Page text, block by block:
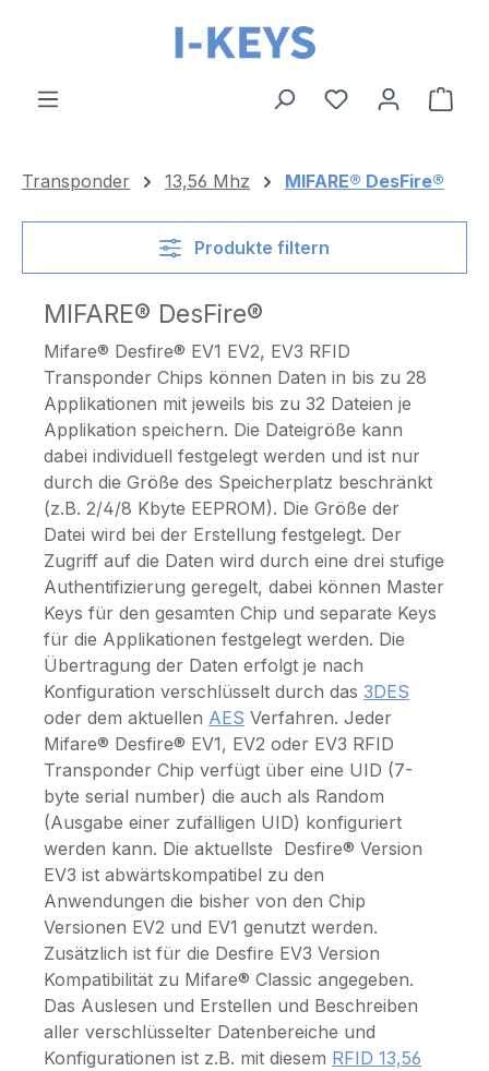
Zum Hauptinhalt springen
Transponder 13,56 Mhz MIFARE® DesFire®
Produkte filtern
MIFARE® DesFire®
Mifare® Desfire® EV1 EV2, EV3 RFID
Transponder Chips können Daten in bis zu 28
Applikationen mit jeweils bis zu 32 Dateien je
Applikation speichern. Die Dateigröße kann
dabei individuell festgelegt werden und ist nur
durch die Größe des Speicherplatz beschränkt
(z.B. 2/4/8 Kbyte EEPROM). Die Größe der
Datei wird bei der Erstellung festgelegt. Der
Zugriff auf die Daten wird durch eine drei stufige
Authentifizierung geregelt, dabei können Master
Keys für den gesamten Chip und separate Keys
für die Applikationen festgelegt werden. Die
Übertragung der Daten erfolgt je nach
Konfiguration verschlüsselt durch das 3DES
oder dem aktuellen AES Verfahren. Jeder
Mifare® Desfire® EV1, EV2 oder EV3 RFID
Transponder Chip verfügt über eine UID (7-
byte serial number) die auch als Random
(Ausgabe einer zufälligen UID) konfiguriert
werden kann. Die aktuellste Desfire® Version
EV3 ist abwärtskompatibel zu den
Anwendungen die bisher von den Chip
Versionen EV2 und EV1 genutzt werden.
Zusätzlich ist für die Desfire EV3 Version
Kompatibilität zu Mifare® Classic angegeben.
Das Auslesen und Erstellen und Beschreiben
aller verschlüsselter Datenbereiche und
Konfigurationen ist z.B. mit diesem RFID 13,56